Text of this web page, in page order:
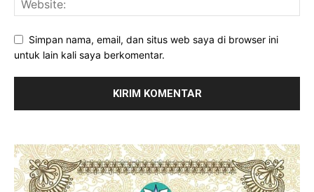
Simpan nama, email, dan situs web saya di browser ini
untuk lain kali saya berkomentar.